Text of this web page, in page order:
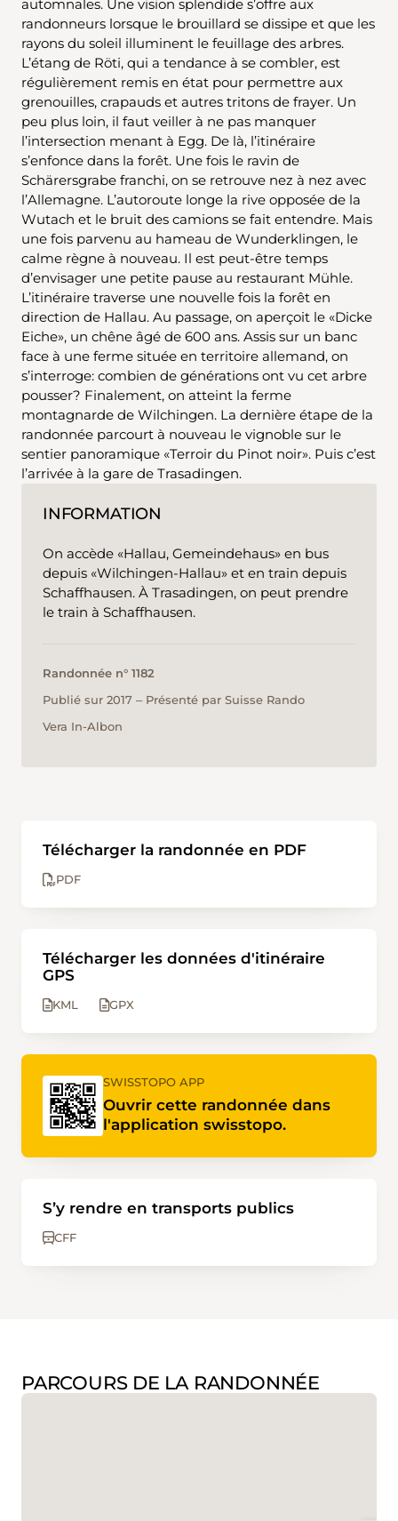
automnales. Une vision splendide s’offre aux
randonneurs lorsque le brouillard se dissipe et que les
rayons du soleil illuminent le feuillage des arbres.
L’étang de Röti, qui a tendance à se combler, est
régulièrement remis en état pour permettre aux
grenouilles, crapauds et autres tritons de frayer. Un
peu plus loin, il faut veiller à ne pas manquer
l’intersection menant à Egg. De là, l’itinéraire
s’enfonce dans la forêt. Une fois le ravin de
Schärersgrabe franchi, on se retrouve nez à nez avec
l’Allemagne. L’autoroute longe la rive opposée de la
Wutach et le bruit des camions se fait entendre. Mais
une fois parvenu au hameau de Wunderklingen, le
calme règne à nouveau. Il est peut-être temps
d’envisager une petite pause au restaurant Mühle.
L’itinéraire traverse une nouvelle fois la forêt en
direction de Hallau. Au passage, on aperçoit le «Dicke
Eiche», un chêne âgé de 600 ans. Assis sur un banc
face à une ferme située en territoire allemand, on
s’interroge: combien de générations ont vu cet arbre
pousser? Finalement, on atteint la ferme
montagnarde de Wilchingen. La dernière étape de la
randonnée parcourt à nouveau le vignoble sur le
sentier panoramique «Terroir du Pinot noir». Puis c’est
l’arrivée à la gare de Trasadingen.
INFORMATION
On accède «Hallau, Gemeindehaus» en bus
depuis «Wilchingen-Hallau» et en train depuis
Schaffhausen. À Trasadingen, on peut prendre
le train à Schaffhausen.
Randonnée n° 1182
Publié sur 2017 ‒ Présenté par Suisse Rando
Vera In-Albon
Télécharger la randonnée en PDF
PDF
Télécharger les données d'itinéraire
GPS
KML GPX
SWISSTOPO APP
Ouvrir cette randonnée dans
l'application swisstopo.
S’y rendre en transports publics
CFF
PARCOURS DE LA RANDONNÉE